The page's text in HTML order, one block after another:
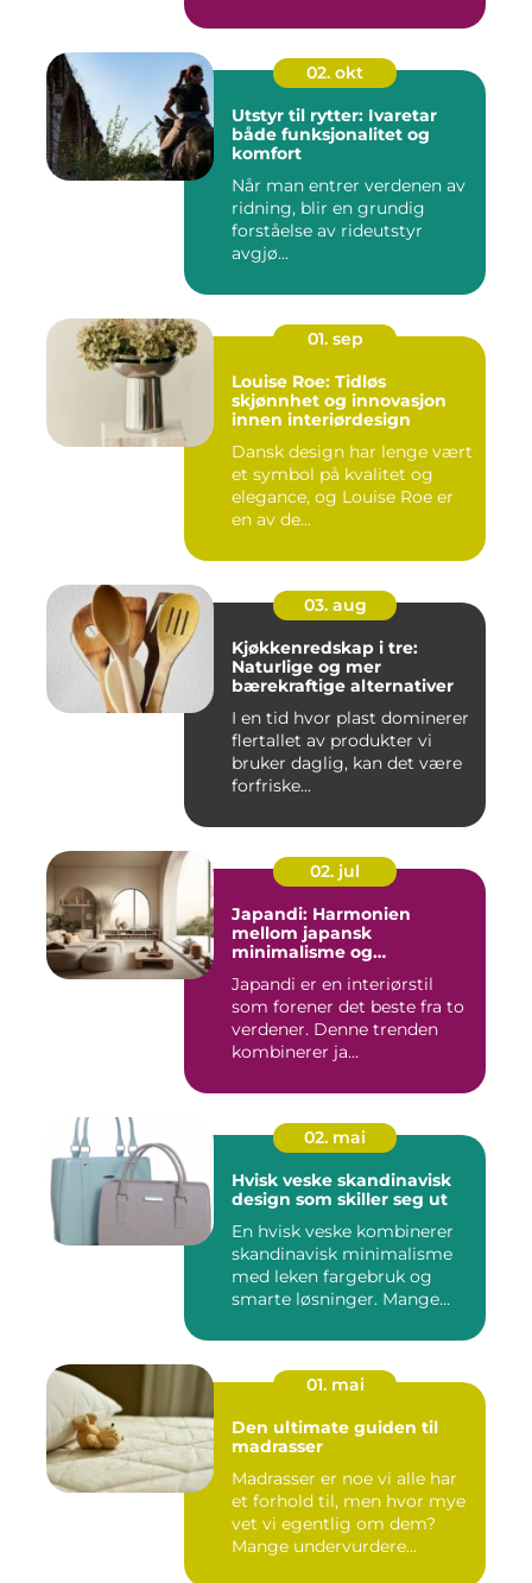
02. okt
Utstyr til rytter: Ivaretar
både funksjonalitet og
komfort
Når man entrer verdenen av
ridning, blir en grundig
forståelse av rideutstyr
avgjø...
01. sep
Louise Roe: Tidløs
skjønnhet og innovasjon
innen interiørdesign
Dansk design har lenge vært
et symbol på kvalitet og
elegance, og Louise Roe er
en av de...
03. aug
Kjøkkenredskap i tre:
Naturlige og mer
bærekraftige alternativer
I en tid hvor plast dominerer
flertallet av produkter vi
bruker daglig, kan det være
forfriske...
02. jul
Japandi: Harmonien
mellom japansk
minimalisme og
Japandi er en interiørstil
som forener det beste fra to
verdener. Denne trenden
kombinerer ja...
02. mai
Hvisk veske skandinavisk
design som skiller seg ut
En hvisk veske kombinerer
skandinavisk minimalisme
med leken fargebruk og
smarte løsninger. Mange
01. mai
Den ultimate guiden til
madrasser
Madrasser er noe vi alle har
et forhold til, men hvor mye
vet vi egentlig om dem?
Mange undervurdere...